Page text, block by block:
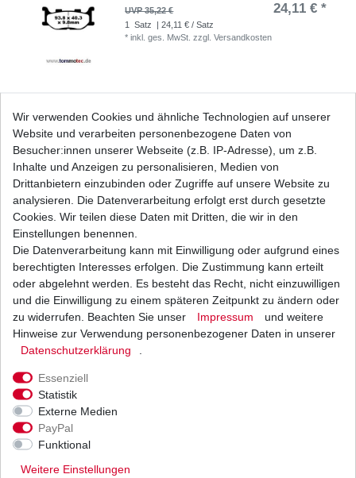
UVP 35,22 € 24,11 € *
1 Satz
| 24,11 € / Satz
*inkl. ges. MwSt. zzgl.Versandkosten
Bremsbeläge vorne Yamaha EBC FA 199 FA199
Sinter Bremsklötze
UVP 53,21 € 36,42 € *
| 36,42 € / Satz
inkl. ges. MwSt. Versandkosten
GEL Batterie YT9B-BS
UVP 47,56 € 45,53 € *
1 Stück | 45,53 € / Stück
inkl. ges. MwSt. zzgl.
Wir verwenden Cookies und ähnliche Technologien auf unserer
Website und verarbeiten personenbezogene Daten von
Besucher:innen unserer Webseite (z.B. IP-Adresse), um z.B.
Inhalte und Anzeigen zu personalisieren, Medien von
Drittanbietern einzubinden oder Zugriffe auf unsere Website zu
analysieren. Die Datenverarbeitung erfolgt erst durch gesetzte
Cookies. Wir teilen diese Daten mit Dritten, die wir in den
Einstellungen benennen.
Die Datenverarbeitung kann mit Einwilligung oder aufgrund eines
berechtigten Interesses erfolgen. Die Zustimmung kann erteilt
oder abgelehnt werden. Es besteht das Recht, nicht einzuwilligen
und die Einwilligung zu einem späteren Zeitpunkt zu ändern oder
zu widerrufen. Beachten Sie unser
Impressum
und weitere
Hinweise zur Verwendung personenbezogener Daten in unserer
Daten­schutz­erklärung
Essenziell
Statistik
Externe Medien
PayPal
Funktional
Weitere Einstellungen